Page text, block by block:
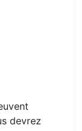
devrez